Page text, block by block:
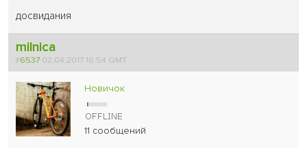
досвидания
milnica
#6537 02.04.2017 16:54 GMT
Новичок
11 сообщений